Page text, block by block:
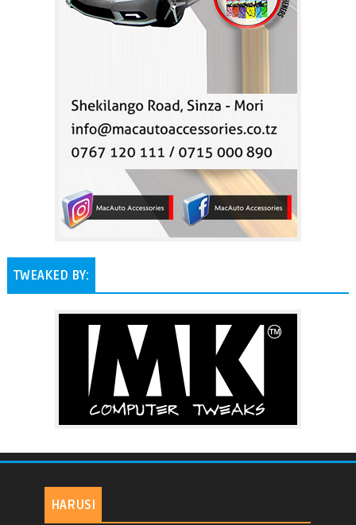
TWEAKED BY:
HARUSI